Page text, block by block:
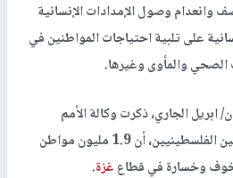
وصول الإمدادات الإنسانية
على تلبية احتياجات المواطنين في
الصحي والمأوى وغيرها.
الجاري، ذكرت وكالة الأمم
المتحدة لغوث وتشغيل اللاجئين الفلسطينيين، أن 1.9 مليون مواطن
وخسارة في قطاعغزة.